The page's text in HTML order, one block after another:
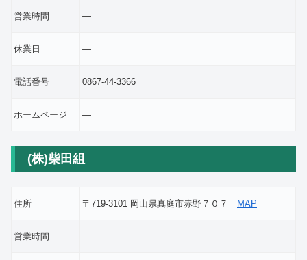
営業時間 ―
休業日 ―
電話番号 0867-44-3366
ホームページ ―
(株)柴田組
住所 〒719-3101 岡山県真庭市赤野７０７ MAP
営業時間 ―